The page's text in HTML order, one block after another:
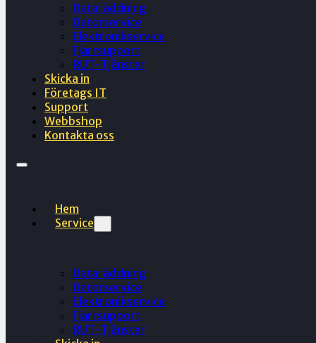
Dataräddning
Datorservice
Elektronikservice
Fjärrsupport
RUT-Tjänster
Skicka in
Företags IT
Support
Webbshop
Kontakta oss
Hem
Service
Dataräddning
Datorservice
Elektronikservice
Fjärrsupport
RUT-Tjänster